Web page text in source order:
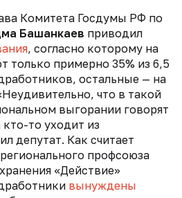
Комитета Госдумы РФ по
Башанкаев приводил
, согласно которому на
только примерно 35% из 6,5
остальные — на
что в такой
выгорании говорят
то уходит из
депутат. Как считает
профсоюза
«Действие»
вынуждены